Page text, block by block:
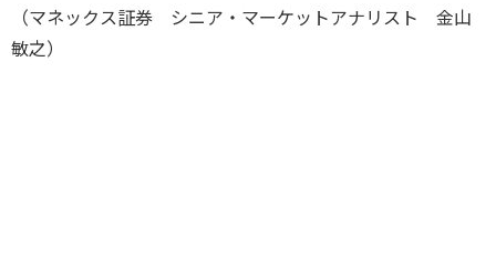
（マネックス証券 シニア・マーケットアナリスト 金山
敏之）